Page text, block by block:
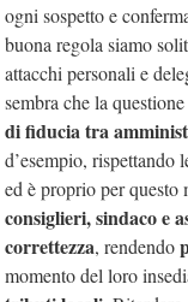
ogni sospetto e
buona regola siamo
attacchi personali e
sembra che la
di fiducia tra
d’esempio, rispettando
ed è proprio per questo
consiglieri, sindaco e
correttezza, rendendo
momento del loro